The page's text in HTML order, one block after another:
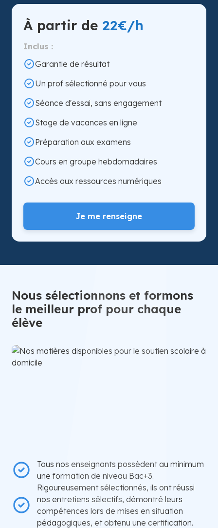
À partir de 22€/h
Inclus :
Garantie de résultat
Un prof sélectionné pour vous
Séance d'essai, sans engagement
Stage de vacances en ligne
Préparation aux examens
Cours en groupe hebdomadaires
Accès aux ressources numériques
Je me renseigne
Nous sélectionnons et formons
le meilleur prof pour chaque
élève
Tous nos enseignants possèdent au minimum
une formation de niveau Bac+3.
Rigoureusement sélectionnés, ils ont réussi
nos entretiens sélectifs, démontré leurs
compétences lors de mises en situation
pédagogiques, et obtenu une certification.